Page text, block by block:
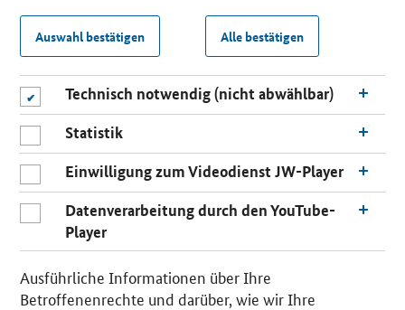
Auswahl bestätigen Alle bestätigen
Technisch notwendig (nicht abwählbar)
Statistik
Einwilligung zum Videodienst JW-Player
Datenverarbeitung durch den YouTube-
Player
Ausführliche Informationen über Ihre
Betroffenenrechte und darüber, wie wir Ihre